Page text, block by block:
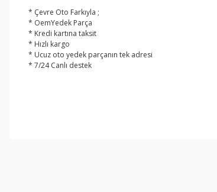
* Çevre Oto Farkıyla ;
* OemYedek Parça
* Kredi kartına taksit
* Hızlı kargo
* Ucuz oto yedek parçanın tek adresi
* 7/24 Canlı destek